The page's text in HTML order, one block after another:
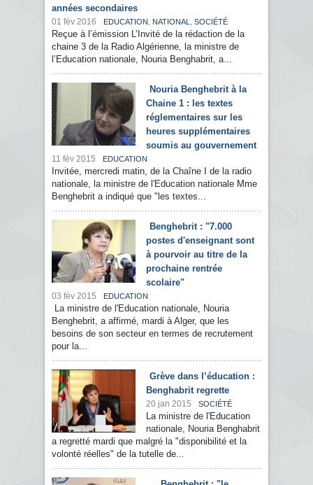
années secondaires
01 fév 2016 EDUCATION , NATIONAL , SOCIÉTÉ
Reçue à l’émission L’Invité de la rédaction de la
chaine 3 de la Radio Algérienne, la ministre de
l’Education nationale, Nouria Benghabrit, a...
Nouria Benghebrit à la
Chaine 1 : les textes
réglementaires sur les
heures supplémentaires
soumis au gouvernement
11 fév 2015 EDUCATION
Invitée, mercredi matin, de la Chaîne I de la radio
nationale, la ministre de l'Education nationale Mme
Benghebrit a indiqué que "les textes...
Benghebrit : "7.000
postes d'enseignant sont
à pourvoir au titre de la
prochaine rentrée
scolaire"
03 fév 2015 EDUCATION
La ministre de l'Education nationale, Nouria
Benghebrit, a affirmé, mardi à Alger, que les
besoins de son secteur en termes de recrutement
pour la...
Grève dans l’éducation :
Benghabrit regrette
20 jan 2015 SOCIÉTÉ
La ministre de l'Education
nationale, Nouria Benghabrit
a regretté mardi que malgré la "disponibilité et la
volonté réelles" de la tutelle de...